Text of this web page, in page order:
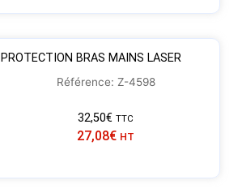
PROTECTION BRAS MAINS LASER
Référence: Z-4598
32,50€ TTC
27,08€ HT